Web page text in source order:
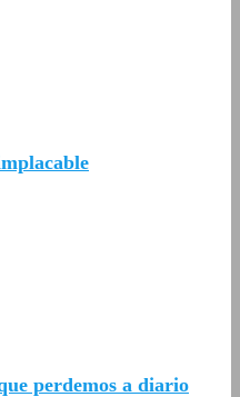
perdemos a diario